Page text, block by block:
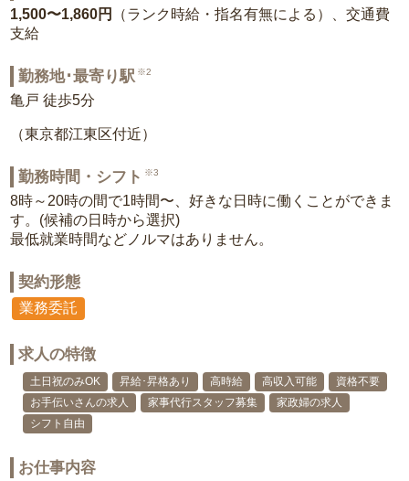
1,500〜1,860円
（ランク時給・指名有無による）、交通費
支給
勤務地･最寄り駅 ※2
亀戸 徒歩5分
（東京都江東区付近）
勤務時間・シフト ※3
8時～20時の間で1時間〜、好きな日時に働くことができま
す。(候補の日時から選択)
最低就業時間などノルマはありません。
契約形態
業務委託
求人の特徴
土日祝のみOK 昇給･昇格あり 高時給 高収入可能
資格不要
お手伝いさんの求人
家事代行スタッフ募集
家政婦の求人
シフト自由
お仕事内容